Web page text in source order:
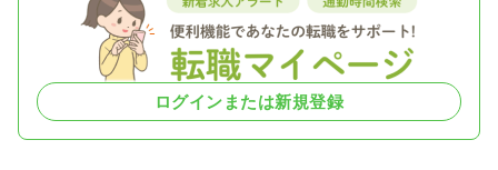
ログインまたは新規登録